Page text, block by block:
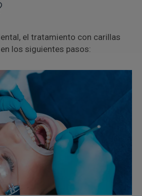
el tratamiento con carillas
los siguientes pasos: